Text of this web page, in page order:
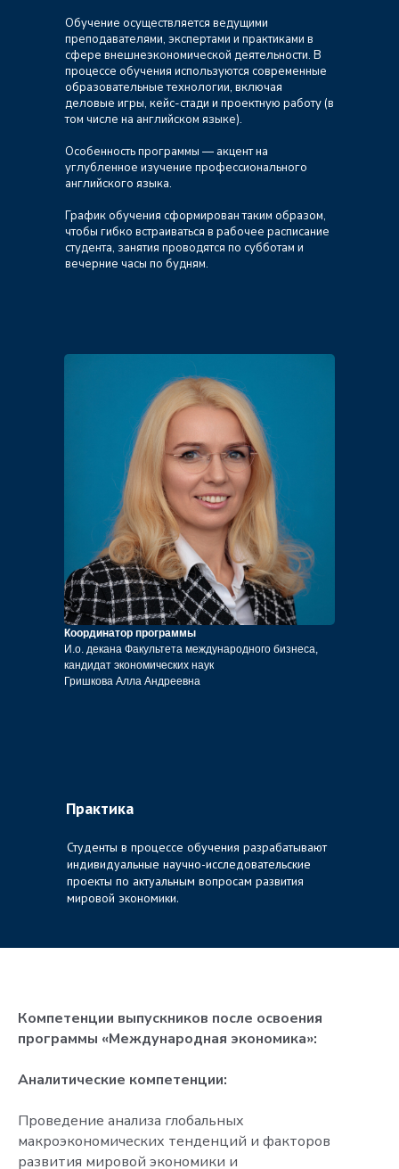
Обучение осуществляется ведущими
преподавателями, экспертами и практиками в
сфере внешнеэкономической деятельности. В
процессе обучения используются современные
образовательные технологии, включая
деловые игры, кейс-стади и проектную работу (в
том числе на английском языке).
Особенность программы — акцент на
углубленное изучение профессионального
английского языка.
График обучения сформирован таким образом,
чтобы гибко встраиваться в рабочее расписание
студента, занятия проводятся по субботам и
вечерние часы по будням.
Координатор программы
И.о. декана Факультета международного бизнеса,
кандидат экономических наук
Гришкова Алла Андреевна
Студенты в процессе обучения разрабатывают
индивидуальные научно-исследовательские
проекты по актуальным вопросам развития
мировой экономики.
Практика
Компетенции выпускников после освоения
программы «Международная экономика»:
Аналитические компетенции:
Проведение анализа глобальных
макроэкономических тенденций и факторов
развития мировой экономики и